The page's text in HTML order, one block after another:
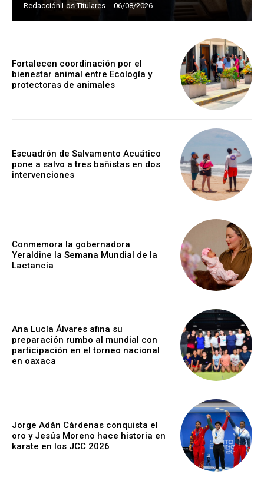
Redacción Los Titulares - 06/08/2026
Fortalecen coordinación por el
bienestar animal entre Ecología y
protectoras de animales
Escuadrón de Salvamento Acuático
pone a salvo a tres bañistas en dos
intervenciones
Conmemora la gobernadora
Yeraldine la Semana Mundial de la
Lactancia
Ana Lucía Álvares afina su
preparación rumbo al mundial con
participación en el torneo nacional
en oaxaca
Jorge Adán Cárdenas conquista el
oro y Jesús Moreno hace historia en
karate en los JCC 2026